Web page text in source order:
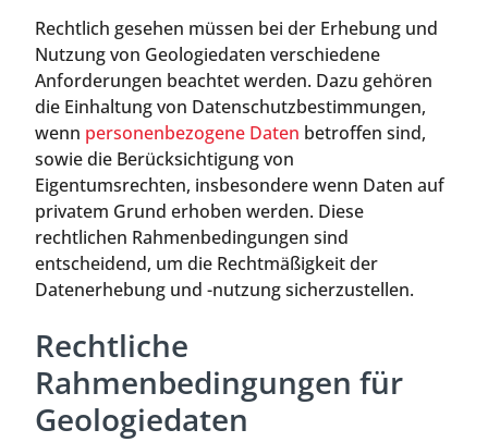
Rechtlich gesehen müssen bei der Erhebung und
Nutzung von Geologiedaten verschiedene
Anforderungen beachtet werden. Dazu gehören
die Einhaltung von Datenschutzbestimmungen,
wenn personenbezogene Daten betroffen sind,
sowie die Berücksichtigung von
Eigentumsrechten, insbesondere wenn Daten auf
privatem Grund erhoben werden. Diese
rechtlichen Rahmenbedingungen sind
entscheidend, um die Rechtmäßigkeit der
Datenerhebung und -nutzung sicherzustellen.
Rechtliche
Rahmenbedingungen für
Geologiedaten